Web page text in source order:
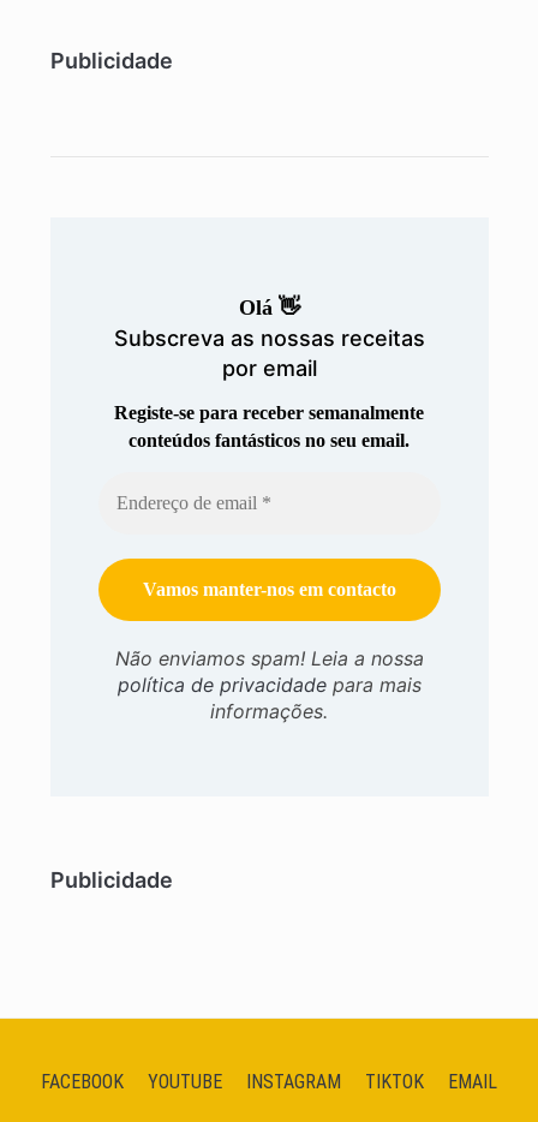
Publicidade
Olá 👋
Subscreva as nossas receitas
por email
Registe-se para receber semanalmente
conteúdos fantásticos no seu email.
Não enviamos spam! Leia a nossa
política de privacidadepara mais
informações.
Publicidade
FACEBOOK YOUTUBE INSTAGRAM TIKTOK EMAIL